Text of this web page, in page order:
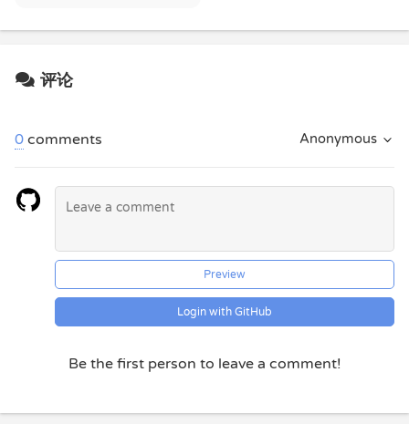
评论
0 comments Anonymous
Preview
Login with GitHub
Be the first person to leave a comment!